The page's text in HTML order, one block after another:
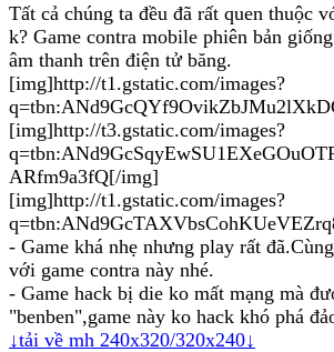
Tất cả chúng ta đều đã rất quen thuộc
k? Game contra mobile phiên bản
âm thanh trên điện tử băng.
[img]http://t1.gstatic.com/images?
[img]http://t3.gstatic.com/images?
ARfm9a3fQ[/img]
[img]http://t1.gstatic.com/images?
- Game khá nhẹ nhưng play rất
với game contra này nhé.
- Game hack bị die ko mất mạng mà
"benben",game này ko hack khó phá
↓tải về mh 240x320/320x240↓